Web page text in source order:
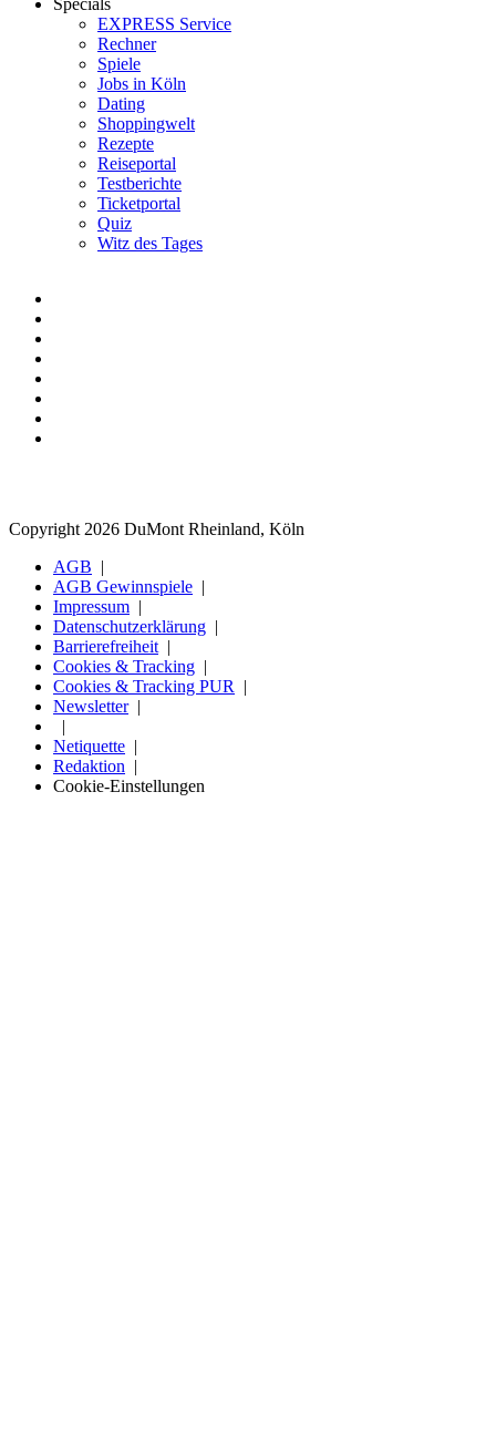
Specials
EXPRESS Service
Rechner
Spiele
Jobs in Köln
Dating
Shoppingwelt
Rezepte
Reiseportal
Testberichte
Ticketportal
Quiz
Witz des Tages
Copyright 2026 DuMont Rheinland, Köln
AGB
AGB Gewinnspiele
Impressum
Datenschutzerklärung
Barrierefreiheit
Cookies & Tracking
Cookies & Tracking PUR
Newsletter
Netiquette
Redaktion
Cookie-Einstellungen